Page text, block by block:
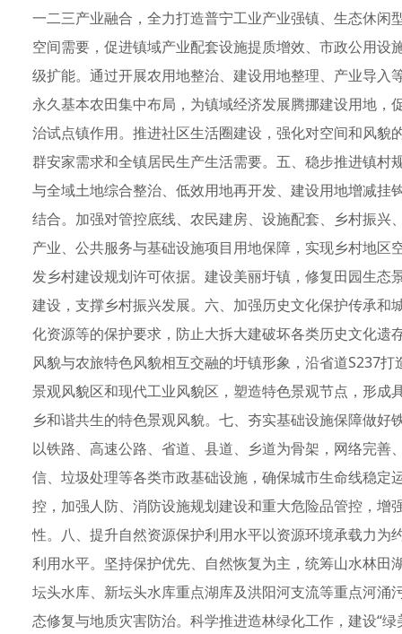
一二三产业融合，全力打造普宁工业产业强镇、生态休
空间需要，促进镇域产业配套设施提质增效、市政公用
级扩能。通过开展农用地整治、建设用地整理、产业导
永久基本农田集中布局，为镇域经济发展腾挪建设用地
治试点镇作用。推进社区生活圈建设，强化对空间和风
群安家需求和全镇居民生产生活需要。五、稳步推进镇
与全域土地综合整治、低效用地再开发、建设用地增减
结合。加强对管控底线、农民建房、设施配套、乡村振
产业、公共服务与基础设施项目用地保障，实现乡村地
发乡村建设规划许可依据。建设美丽圩镇，修复田园生
建设，支撑乡村振兴发展。六、加强历史文化保护传承
化资源等的保护要求，防止大拆大建破坏各类历史文化
风貌与农旅特色风貌相互交融的圩镇形象，沿省道S237
景观风貌区和现代工业风貌区，塑造特色景观节点，形
乡和谐共生的特色景观风貌。七、夯实基础设施保障做
以铁路、高速公路、省道、县道、乡道为骨架，网络完
信、垃圾处理等各类市政基础设施，确保城市生命线稳
控，加强人防、消防设施规划建设和重大危险品管控，
性。八、提升自然资源保护利用水平以资源环境承载力
利用水平。坚持保护优先、自然恢复为主，统筹山水林
坛头水库、新坛头水库重点湖库及洪阳河支流等重点河
态修复与地质灾害防治。科学推进造林绿化工作，建设“